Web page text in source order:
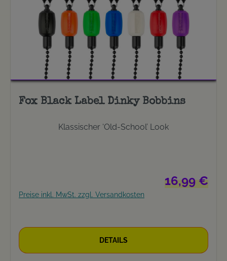
Fox Black Label Dinky Bobbins
Klassischer ‘Old-School’ Look
Regulärer
16,99 €
Preise inkl. MwSt. zzgl. Versandkosten
DETAILS